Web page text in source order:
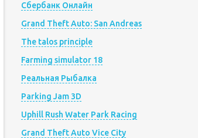
Сбербанк Онлайн
Grand Theft Auto: San Andreas
The talos principle
Farming simulator 18
Реальная Рыбалка
Parking Jam 3D
Uphill Rush Water Park Racing
Grand Theft Auto Vice City